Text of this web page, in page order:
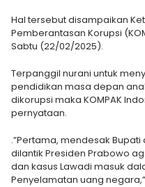
Hal tersebut disampaikan
Pemberantasan Korupsi
Sabtu (22/02/2025).
Terpanggil nurani untuk
pendidikan masa depan
dikorupsi maka KOMPAK
pernyataan.
.”Pertama, mendesak Bupati
dilantik Presiden Prabowo
dan kasus Lawadi masuk
Penyelamatan uang